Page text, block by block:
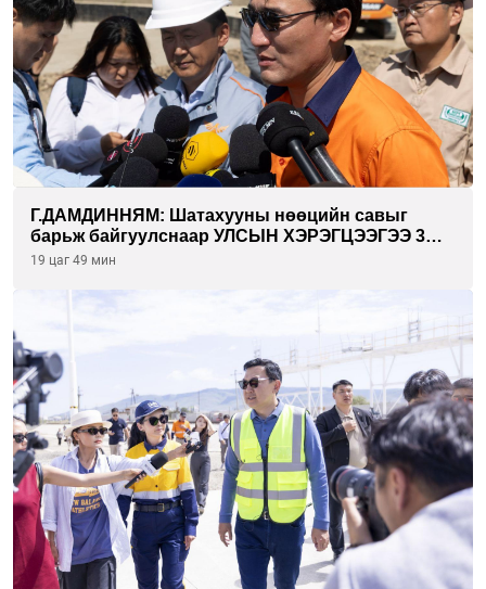
Г.ДАМДИННЯМ: Шатахууны нөөцийн савыг
барьж байгуулснаар УЛСЫН ХЭРЭГЦЭЭГЭЭ 3
САРААР НӨӨЦЛӨДӨГ болно
19 цаг 49 мин